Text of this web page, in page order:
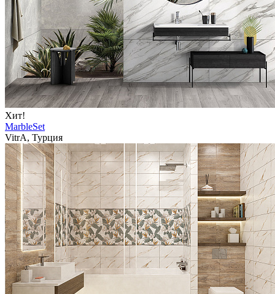
Хит!
MarbleSet
VitrA, Турция